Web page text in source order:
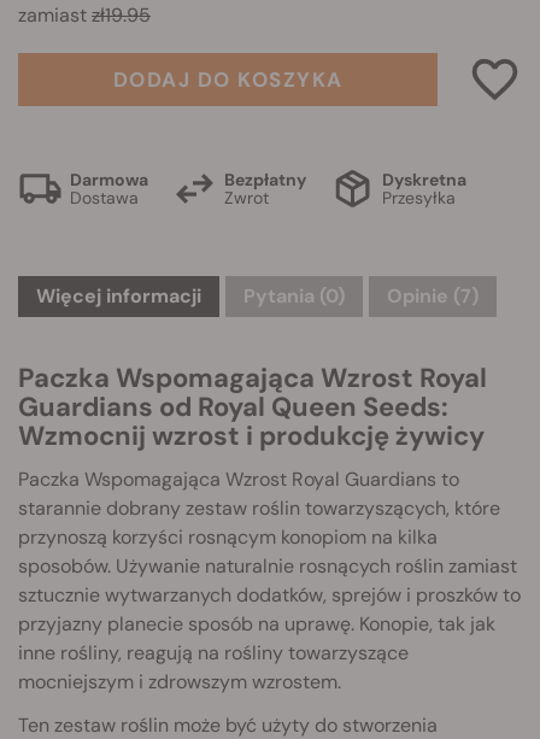
zamiastzł19.95
DODAJ DO KOSZYKA
Darmowa
Dostawa
Bezpłatny
Zwrot
Dyskretna
Przesyłka
Więcej informacji Pytania (0) Opinie (7)
Paczka Wspomagająca Wzrost Royal
Guardians od Royal Queen Seeds:
Wzmocnij wzrost i produkcję żywicy
Paczka Wspomagająca Wzrost Royal Guardians to
starannie dobrany zestaw roślin towarzyszących, które
przynoszą korzyści rosnącym konopiom na kilka
sposobów. Używanie naturalnie rosnących roślin zamiast
sztucznie wytwarzanych dodatków, sprejów i proszków to
przyjazny planecie sposób na uprawę. Konopie, tak jak
inne rośliny, reagują na rośliny towarzyszące
mocniejszym i zdrowszym wzrostem.
Ten zestaw roślin może być użyty do stworzenia